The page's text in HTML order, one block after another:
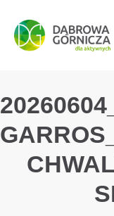
PRZEJDŹ DO
PRZEJDŹ DO
PRZEJDŹ DO